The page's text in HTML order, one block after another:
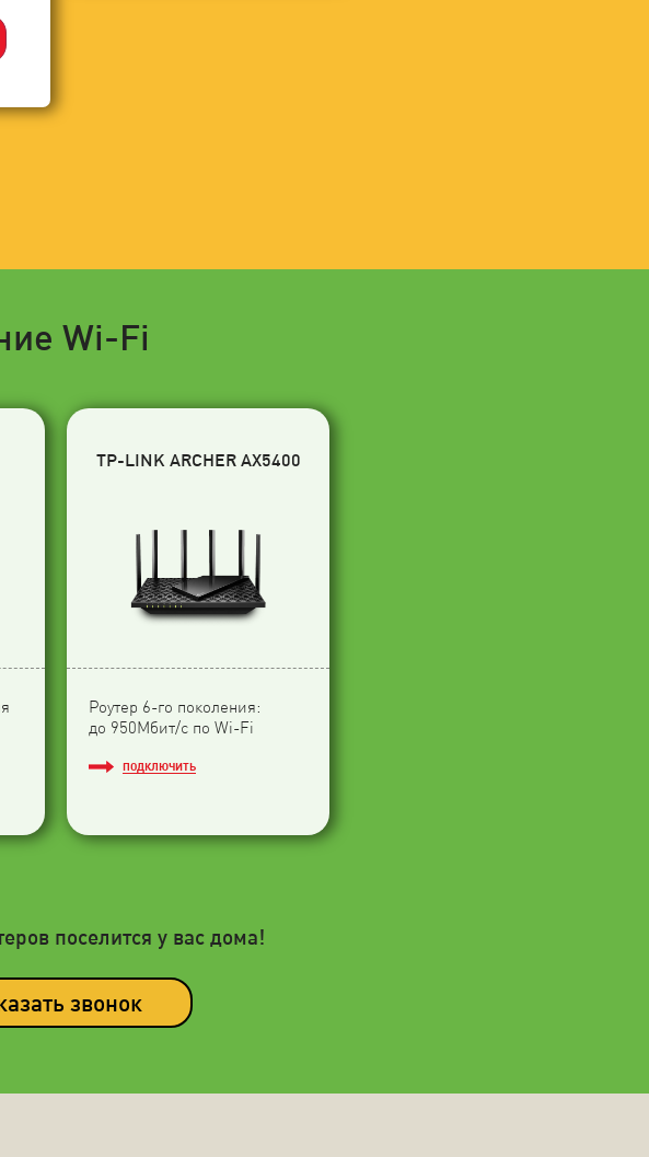
Wi-Fi
TP-LINK ARCHER AX5400
Роутер 6-го поколения:
до 950Мбит/с по Wi-Fi
ПОДКЛЮЧИТЬ
поселится у вас дома!
звонок